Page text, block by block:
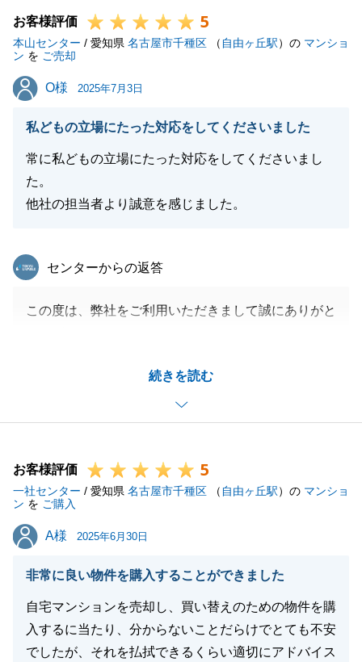
いただき大変助かりました。
新しいお住まいでも素敵な生活を送られることをお祈
りしております。
また何かお力になれることがございましたらいつでも
お客様評価 5
本山センター / 愛知県 名古屋市千種区 （ 自由ヶ丘駅）の マンショ
ン を ご売却
O様
O様 2025年7月3日
私どもの立場にたった対応をしてくださいました
常に私どもの立場にたった対応をしてくださいまし
た。
他社の担当者より誠意を感じました。
続きを読む
東急リバブル
センターからの返答
この度は、弊社をご利用いただきまして誠にありがと
とりにくい中で、諸々のお手続きについてご協力を頂
いたこと、誠にありがとうございました。
はじめての売買で、ご不安が多い中で少しでもお力に
せっかく頂いたご縁でございますので、今後ともぜひ
お力になれればと思っております。
ご不明点ございましたらお気軽にご相談くださいま
せ。
閉じる
お客様評価 5
一社センター / 愛知県 名古屋市千種区 （ 自由ヶ丘駅）の マンショ
ン を ご購入
A様
A様 2025年6月30日
非常に良い物件を購入することができました
自宅マンションを売却し、買い替えのための物件を購
入するに当たり、分からないことだらけでとても不安
でしたが、それを払拭できるくらい適切にアドバイス